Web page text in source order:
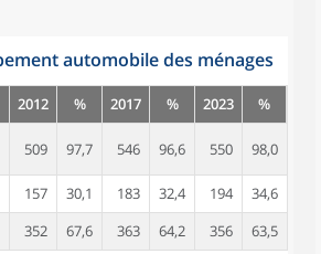
automobile des ménages
2012 % 2017 % 2023
%
509 97,7 546 96,6 550 98,0
157 30,1 183 32,4 194
34,6
352 67,6 363 64,2 356
63,5